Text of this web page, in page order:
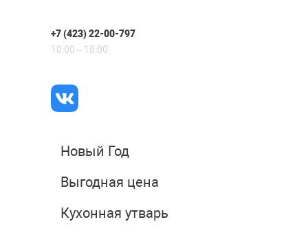
+7 (423) 22-00-797
10:00 – 18:00
Новый Год
Выгодная цена
Кухонная утварь